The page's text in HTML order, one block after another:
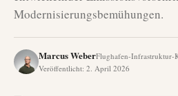
Modernisierungsbemühungen.
Marcus WeberFlughafen-Infrastruktur-
Veröffentlicht: 2. April 2026